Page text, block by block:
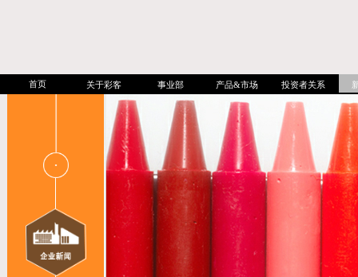
首页 关于彩客 事业部 产品&市场 投资者关系